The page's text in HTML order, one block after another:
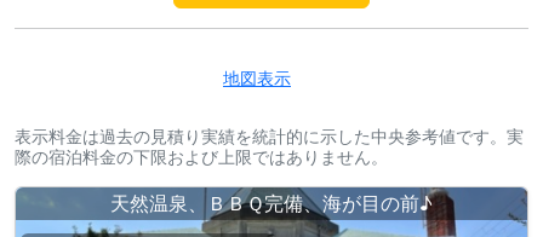
地図表示
表示料金は過去の見積り実績を統計的に示した中央参考値です。実
際の宿泊料金の下限および上限ではありません。
天然温泉、ＢＢＱ完備、海が目の前♪